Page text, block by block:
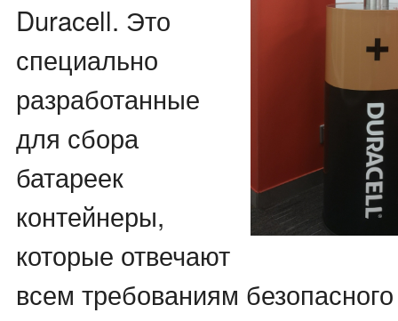
Duracell. Это
специально
разработанные
для сбора
батареек
контейнеры,
которые отвечают
всем требованиям